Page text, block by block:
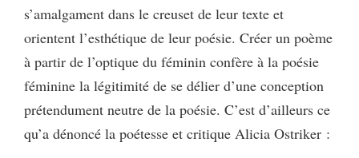
s’amalgament dans le creuset de leur texte et
orientent l’esthétique de leur poésie. Créer un poème
à partir de l’optique du féminin confère à la poésie
féminine la légitimité de se délier d’une conception
prétendument neutre de la poésie. C’est d’ailleurs ce
qu’a dénoncé la poétesse et critique Alicia Ostriker :